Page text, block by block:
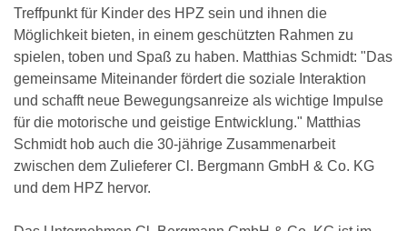
Treffpunkt für Kinder des HPZ sein und ihnen die
Möglichkeit bieten, in einem geschützten Rahmen zu
spielen, toben und Spaß zu haben. Matthias Schmidt: "Das
gemeinsame Miteinander fördert die soziale Interaktion
und schafft neue Bewegungsanreize als wichtige Impulse
für die motorische und geistige Entwicklung." Matthias
Schmidt hob auch die 30-jährige Zusammenarbeit
zwischen dem Zulieferer Cl. Bergmann GmbH & Co. KG
und dem HPZ hervor.